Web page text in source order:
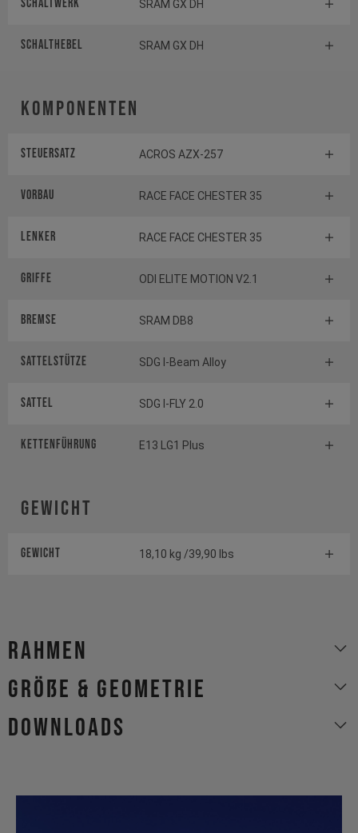
Schaltwerk SRAM GX DH
Schalthebel SRAM GX DH
Komponenten
Steuersatz ACROS AZX-257
Vorbau RACE FACE CHESTER 35
Lenker RACE FACE CHESTER 35
Griffe ODI ELITE MOTION V2.1
Bremse SRAM DB8
Sattelstütze SDG I-Beam Alloy
Sattel SDG I-FLY 2.0
Kettenführung E13 LG1 Plus
Gewicht
Gewicht 18,10 kg /39,90 lbs
Rahmen
Größe & Geometrie
Downloads